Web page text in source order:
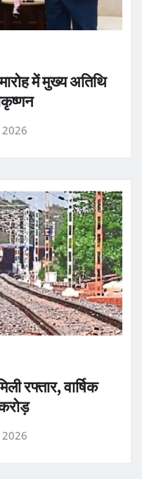
में मुख्य अतिथि
रफ्तार, वार्षिक